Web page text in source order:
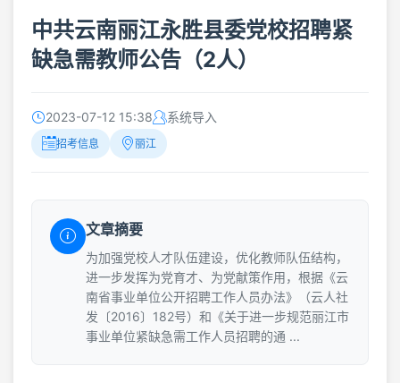
中共云南丽江永胜县委党校招聘紧
缺急需教师公告（2人）
2023-07-12 15:38 系统导入
招考信息 丽江
文章摘要
为加强党校人才队伍建设，优化教师队伍结构，
进一步发挥为党育才、为党献策作用，根据《云
南省事业单位公开招聘工作人员办法》（云人社
发〔2016〕182号）和《关于进一步规范丽江市
事业单位紧缺急需工作人员招聘的通 ...